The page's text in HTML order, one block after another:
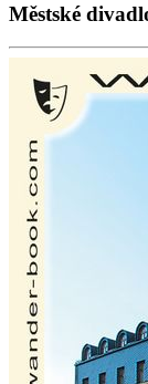
Městské